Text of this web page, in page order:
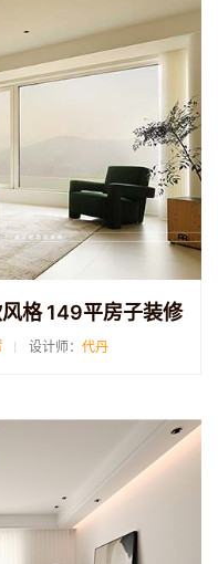
格 149平房子装修
设计师： 代丹